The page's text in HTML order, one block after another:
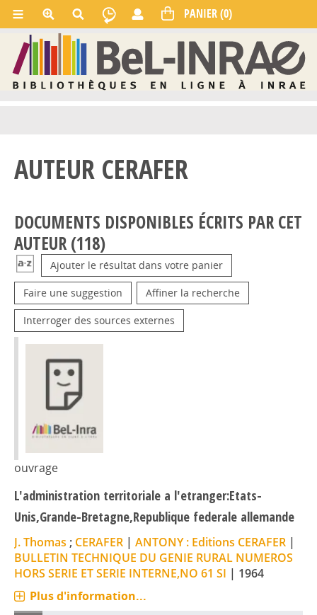
AUTEUR CERAFER
DOCUMENTS DISPONIBLES ÉCRITS PAR CET
AUTEUR (118)
Ajouter le résultat dans votre panier
Faire une suggestion Affiner la recherche
Interroger des sources externes
ouvrage
L'administration territoriale a l'etranger:Etats-
Unis,Grande-Bretagne,Republique federale allemande
J. Thomas ; CERAFER | ANTONY : Editions CERAFER |
BULLETIN TECHNIQUE DU GENIE RURAL NUMEROS
HORS SERIE ET SERIE INTERNE,NO 61 SI | 1964
Plus d'information...